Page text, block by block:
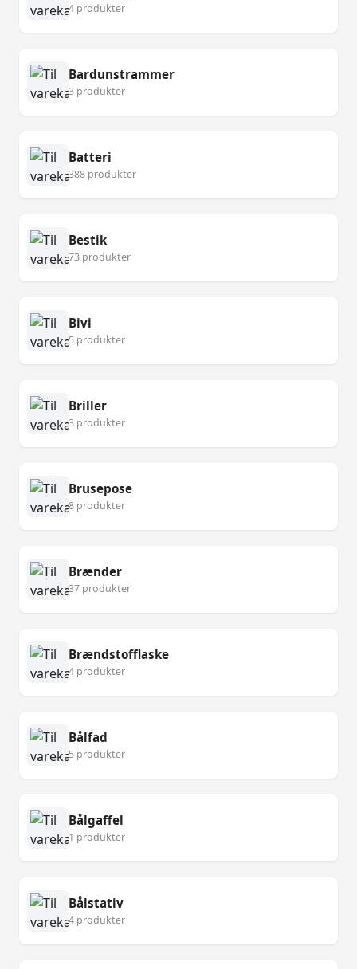
4 produkter
Bardunstrammer
3 produkter
Batteri
388 produkter
Bestik
73 produkter
Bivi
5 produkter
Briller
3 produkter
Brusepose
8 produkter
Brænder
37 produkter
Brændstofflaske
4 produkter
Bålfad
5 produkter
Bålgaffel
1 produkter
Bålstativ
4 produkter